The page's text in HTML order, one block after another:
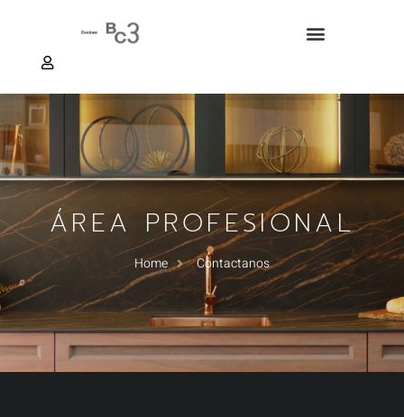
ÁREA PROFESIONAL
Home Contactanos